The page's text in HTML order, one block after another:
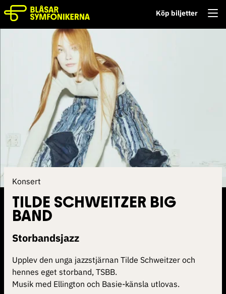
Köp biljetter
Konsert
TILDE SCHWEITZER BIG
BAND
Storbandsjazz
Upplev den unga jazzstjärnan Tilde Schweitzer och
hennes eget storband, TSBB.
Musik med Ellington och Basie-känsla utlovas.